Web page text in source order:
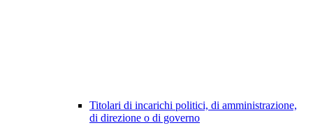
Titolari di incarichi politici, di amministrazione,
di direzione o di governo